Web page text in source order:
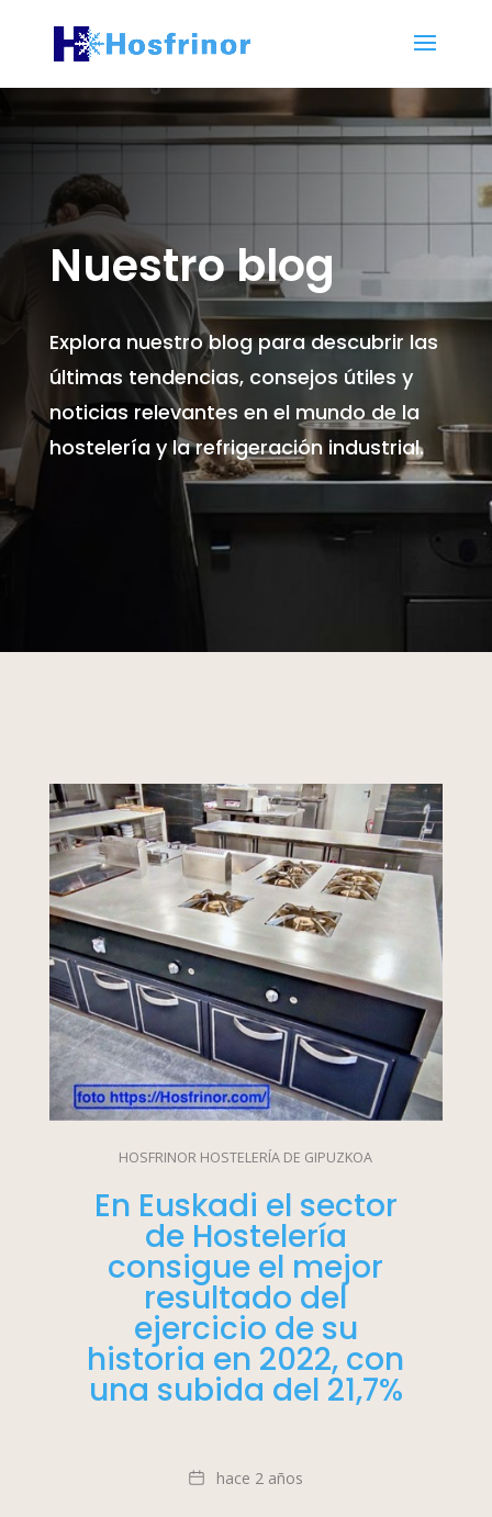
Nuestro blog
Explora nuestro blog para descubrir las
últimas tendencias, consejos útiles y
noticias relevantes en el mundo de la
hostelería y la refrigeración industrial.
HOSFRINOR HOSTELERÍA DE GIPUZKOA
En Euskadi el sector
de Hostelería
consigue el mejor
resultado del
ejercicio de su
historia en 2022, con
una subida del 21,7%
Fechahace 2 años